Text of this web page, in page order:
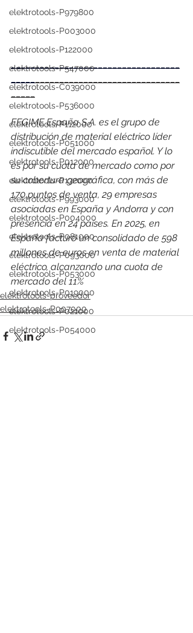
elektrotools-P979800
elektrotools-P003000
elektrotools-P122000
elektrotools-P547000
elektrotools-C039000
elektrotools-P536000
elektrotools-P112000
elektrotools-P051000
elektrotools-P012000
elektrotools-P132000
elektrotools-P993000
elektrotools-P004000
elektrotools-P081000
elektrotools-P093000
elektrotools-P053000
elektrotools-P019000
elektrotools-P021000
elektrotools-P054000
___________________________________
_____
FEGIME España S.A. es el grupo de
distribución de material eléctrico líder
indiscutible del mercado español. Y lo
es por su cuota de mercado como por
su cobertura geográfica, con más de
170 puntos de venta, 29 empresas
asociadas en España y Andorra y con
presencia en 24 países. En 2025, en
España facturó un consolidado de 598
millones de euros en venta de material
eléctrico, alcanzando una cuota de
mercado del 11%
elektrotools-proveedor
elektrotools-P007000